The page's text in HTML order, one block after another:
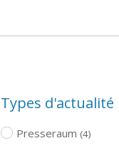
Types d'actualité
Presseraum (4)